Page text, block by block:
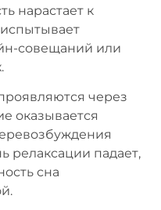
нарастает к
совещаний или
через
оказывается
релаксации падает,
сна